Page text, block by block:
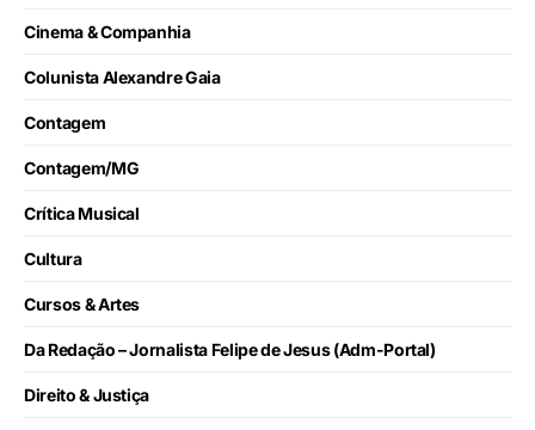
Cinema & Companhia
Colunista Alexandre Gaia
Contagem
Contagem/MG
Crítica Musical
Cultura
Cursos & Artes
Da Redação – Jornalista Felipe de Jesus (Adm-Portal)
Direito & Justiça